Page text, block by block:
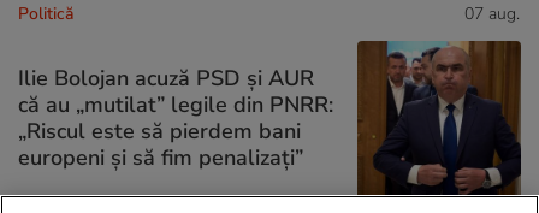
Politică 07 aug.
Ilie Bolojan acuză PSD și AUR
că au „mutilat” legile din PNRR:
„Riscul este să pierdem bani
europeni și să fim penalizați”